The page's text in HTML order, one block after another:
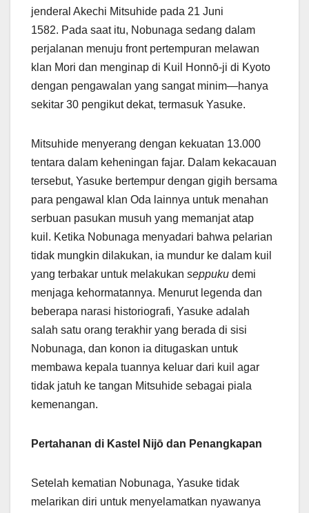
jenderal Akechi Mitsuhide pada 21 Juni
1582. Pada saat itu, Nobunaga sedang dalam
perjalanan menuju front pertempuran melawan
klan Mori dan menginap di Kuil Honnō-ji di Kyoto
dengan pengawalan yang sangat minim—hanya
sekitar 30 pengikut dekat, termasuk Yasuke.
Mitsuhide menyerang dengan kekuatan 13.000
tentara dalam keheningan fajar. Dalam kekacauan
tersebut, Yasuke bertempur dengan gigih bersama
para pengawal klan Oda lainnya untuk menahan
serbuan pasukan musuh yang memanjat atap
kuil. Ketika Nobunaga menyadari bahwa pelarian
tidak mungkin dilakukan, ia mundur ke dalam kuil
yang terbakar untuk melakukan seppuku demi
menjaga kehormatannya. Menurut legenda dan
beberapa narasi historiografi, Yasuke adalah
salah satu orang terakhir yang berada di sisi
Nobunaga, dan konon ia ditugaskan untuk
membawa kepala tuannya keluar dari kuil agar
tidak jatuh ke tangan Mitsuhide sebagai piala
kemenangan.
Pertahanan di Kastel Nijō dan Penangkapan
Setelah kematian Nobunaga, Yasuke tidak
melarikan diri untuk menyelamatkan nyawanya